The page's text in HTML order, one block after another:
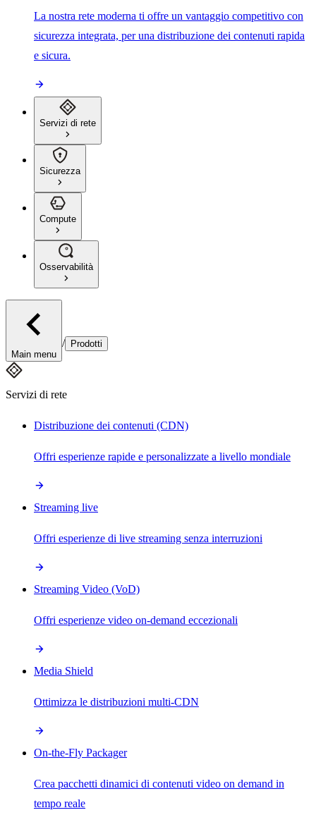
La nostra rete moderna ti offre un vantaggio competitivo con
sicurezza integrata, per una distribuzione dei contenuti rapida
e sicura.
Servizi di rete
Sicurezza
Compute
Osservabilità
Main menu
/ Prodotti
Servizi di rete
Distribuzione dei contenuti (CDN)
Offri esperienze rapide e personalizzate a livello mondiale
Streaming live
Offri esperienze di live streaming senza interruzioni
Streaming Video (VoD)
Offri esperienze video on-demand eccezionali
Media Shield
Ottimizza le distribuzioni multi-CDN
On-the-Fly Packager
Crea pacchetti dinamici di contenuti video on demand in
tempo reale